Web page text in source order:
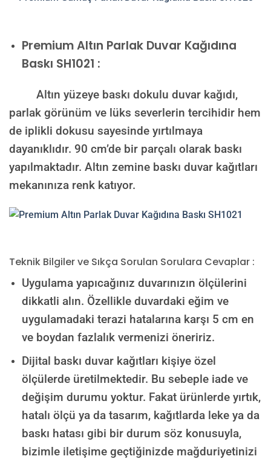
PremiumAltın Parlak Duvar Kağıdına
Baskı SH1021 :
Altın yüzeye baskı dokulu duvar kağıdı,
parlak görünüm ve lüks severlerin tercihidir hem
de iplikli dokusu sayesinde yırtılmaya
dayanıklıdır. 90 cm’de bir parçalı olarak baskı
yapılmaktadır. Altın zemine baskı duvar kağıtları
mekanınıza renk katıyor.
Teknik Bilgiler ve Sıkça Sorulan Sorulara Cevaplar :
Uygulama yapıcağınız duvarınızın ölçülerini
dikkatli alın. Özellikle duvardaki eğim ve
uygulamadaki terazi hatalarına karşı 5 cm en
ve boydan fazlalık vermenizi öneririz.
Dijital baskı duvar kağıtları kişiye özel
ölçülerde üretilmektedir. Bu sebeple iade ve
değişim durumu yoktur. Fakat ürünlerde yırtık,
hatalı ölçü ya da tasarım, kağıtlarda leke ya da
baskı hatası gibi bir durum söz konusuyla,
bizimle iletişime geçtiğinizde mağduriyetinizi